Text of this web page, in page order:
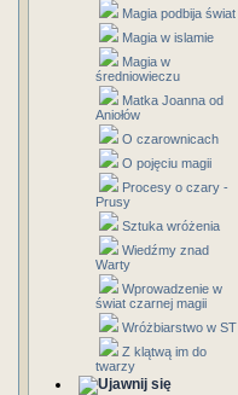
Magia podbija świat
Magia w islamie
Magia w
średniowieczu
Matka Joanna od
Aniołów
O czarownicach
O pojęciu magii
Procesy o czary -
Prusy
Sztuka wróżenia
Wiedźmy znad
Warty
Wprowadzenie w
świat czarnej magii
Wróżbiarstwo w ST
Z klątwą im do
twarzy